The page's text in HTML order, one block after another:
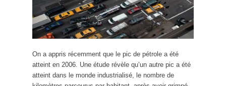
On a appris récemment que le pic de pétrole a été
atteint en 2006. Une étude révèle qu’un autre pic a été
atteint dans le monde industrialisé, le nombre de